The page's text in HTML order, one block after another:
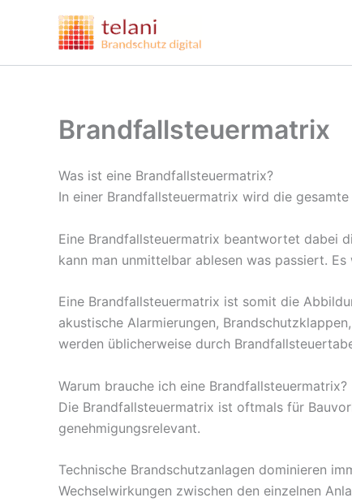
Brandfallsteuermatrix
Was ist eine Brandfallsteuermatrix?
In einer Brandfallsteuermatrix wird die
Eine Brandfallsteuermatrix beantwortet dabei
kann man unmittelbar ablesen was passiert.
Eine Brandfallsteuermatrix ist somit die
akustische Alarmierungen,
werden üblicherweise durch
Warum brauche ich eine Brandfallsteuermatrix?
Die Brandfallsteuermatrix ist oftmals für
genehmigungsrelevant.
Technische Brandschutzanlagen dominieren
Wechselwirkungen zwischen den einzelnen